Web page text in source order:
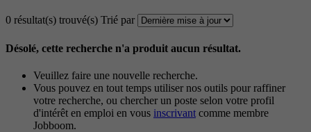
0 résultat(s) trouvé(s) Trié par
Désolé, cette recherche n'a produit aucun résultat.
Veuillez faire une nouvelle recherche.
Vous pouvez en tout temps utiliser nos outils pour raffiner
votre recherche, ou chercher un poste selon votre profil
d'intérêt en emploi en vous inscrivant comme membre
Jobboom.